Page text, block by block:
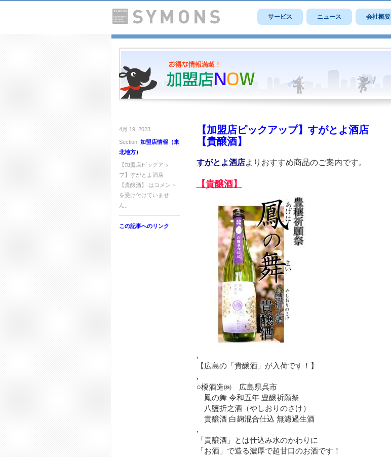
サービス ニュース 会社概要
4月 19, 2023
Section: 加盟店情報（東
北地方）
【加盟店ピックアッ
プ】すがとよ酒店
【貴醸酒】 は コメント
を受け付けていませ
ん。
この記事へのリンク
【加盟店ピックアップ】すがとよ酒店
【貴醸酒】
すがとよ酒店よりおすすめ商品のご案内です。
【貴醸酒】
,
【広島の「貴醸酒」が入荷です！】
,
○榎酒造㈱ 広島県呉市
鳳の舞 令和五年 豊醸祈願祭
八鹽折之酒（やしおりのさけ）
貴醸酒 白麹混合仕込 無濾過生酒
,
「貴醸酒」とは仕込み水のかわりに
「お酒」で造る濃厚で超甘口のお酒です！